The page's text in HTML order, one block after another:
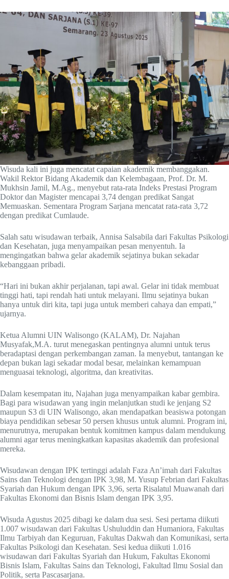
Wisuda kali ini juga mencatat capaian akademik membanggakan.
Wakil Rektor Bidang Akademik dan Kelembagaan, Prof. Dr. M.
Mukhsin Jamil, M.Ag., menyebut rata-rata Indeks Prestasi Program
Doktor dan Magister mencapai 3,74 dengan predikat Sangat
Memuaskan. Sementara Program Sarjana mencatat rata-rata 3,72
dengan predikat Cumlaude.
Salah satu wisudawan terbaik, Annisa Salsabila dari Fakultas Psikologi
dan Kesehatan, juga menyampaikan pesan menyentuh. Ia
mengingatkan bahwa gelar akademik sejatinya bukan sekadar
kebanggaan pribadi.
“Hari ini bukan akhir perjalanan, tapi awal. Gelar ini tidak membuat
tinggi hati, tapi rendah hati untuk melayani. Ilmu sejatinya bukan
hanya untuk diri kita, tapi juga untuk memberi cahaya dan empati,”
ujarnya.
Ketua Alumni UIN Walisongo (KALAM), Dr. Najahan
Musyafak,M.A. turut menegaskan pentingnya alumni untuk terus
beradaptasi dengan perkembangan zaman. Ia menyebut, tantangan ke
depan bukan lagi sekadar modal besar, melainkan kemampuan
menguasai teknologi, algoritma, dan kreativitas.
Dalam kesempatan itu, Najahan juga menyampaikan kabar gembira.
Bagi para wisudawan yang ingin melanjutkan studi ke jenjang S2
maupun S3 di UIN Walisongo, akan mendapatkan beasiswa potongan
biaya pendidikan sebesar 50 persen khusus untuk alumni. Program ini,
menurutnya, merupakan bentuk komitmen kampus dalam mendukung
alumni agar terus meningkatkan kapasitas akademik dan profesional
mereka.
Wisudawan dengan IPK tertinggi adalah Faza An’imah dari Fakultas
Sains dan Teknologi dengan IPK 3,98, M. Yusup Febrian dari Fakultas
Syariah dan Hukum dengan IPK 3,96, serta Risalatul Muawanah dari
Fakultas Ekonomi dan Bisnis Islam dengan IPK 3,95.
Wisuda Agustus 2025 dibagi ke dalam dua sesi. Sesi pertama diikuti
1.007 wisudawan dari Fakultas Ushuluddin dan Humaniora, Fakultas
Ilmu Tarbiyah dan Keguruan, Fakultas Dakwah dan Komunikasi, serta
Fakultas Psikologi dan Kesehatan. Sesi kedua diikuti 1.016
wisudawan dari Fakultas Syariah dan Hukum, Fakultas Ekonomi
Bisnis Islam, Fakultas Sains dan Teknologi, Fakultad Ilmu Sosial dan
Politik, serta Pascasarjana.